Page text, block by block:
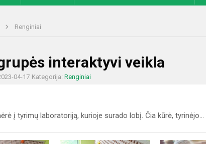
Renginiai
interaktyvi veikla
04-17 Kategorija: Renginiai
į tyrimų laboratoriją, kurioje surado lobį. Čia kūrė, tyrinėjo…